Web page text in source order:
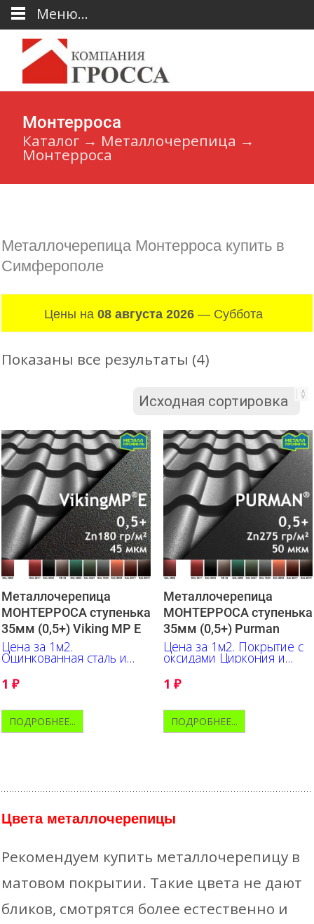
Монтерроса
Каталог → Металлочерепица →
Монтерроса
Металлочерепица Монтерроса купить в
Симферополе
Цены на 08 августа 2026 — Суббота
Показаны все результаты (4)
Металлочерепица
МОНТЕРРОСА ступенька
35мм (0,5+) Viking MP E
Цена за 1м2.
Оцинкованная сталь и
трёхслойный полимер с
ярко выраженной
текстурой.
1 ₽
ПОДРОБНЕЕ...
Металлочерепица
МОНТЕРРОСА ступенька
35мм (0,5+) Purman
Цена за 1м2. Покрытие с
оксидами Циркония и
Алюминия обеспечивает
высокую
цветоустойчивость
1 ₽
ПОДРОБНЕЕ...
Цвета металлочерепицы
Рекомендуем купить металлочерепицу в
матовом покрытии. Такие цвета не дают
бликов, смотрятся более естественно и
Меню...